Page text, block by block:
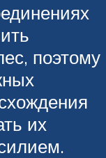
поэтому
их